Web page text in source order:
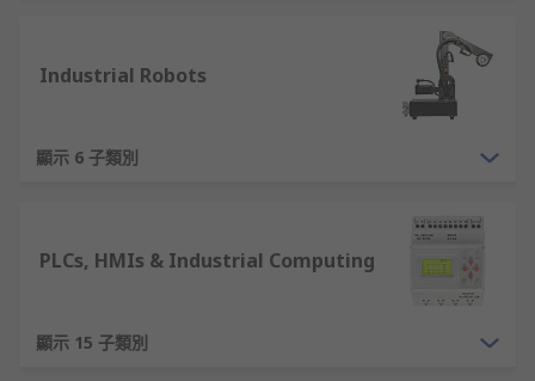
控制系統使用。在能源管理中，感測器可用於
監測設備溫度與壓力，防止過熱或過壓，確保
驅動器與伺服電機：驅動和控制電動馬達，用
於調節機械設備的運動，屬於自動化生產線和
和高精度加工設備的重要部件，常用於數控機
床、機器人手臂和輸送帶等設備中。
：可執行重複性、危險或需要高精
車、電子和製藥行業，提高生產效率並降低操
Industrial Robots
顯示 6 子類別
PLCs, HMIs & Industrial Computing
顯示 15 子類別